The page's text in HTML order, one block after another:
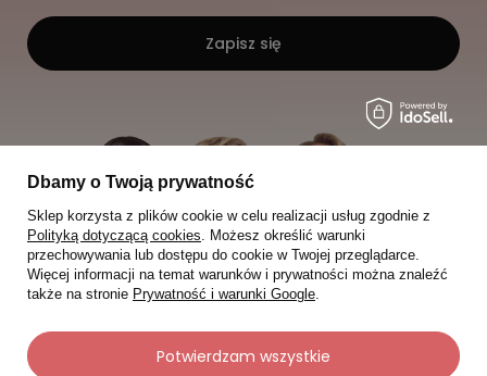
Zapisz się
Dbamy o Twoją prywatność
Sklep korzysta z plików cookie w celu realizacji usług zgodnie z
Polityką dotyczącą cookies. Możesz określić warunki
przechowywania lub dostępu do cookie w Twojej przeglądarce.
Więcej informacji na temat warunków i prywatności można znaleźć
także na stronie Prywatność i warunki Google.
Potwierdzam wszystkie